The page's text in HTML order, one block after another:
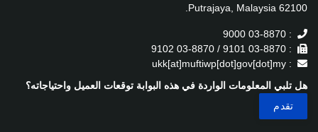
62100 Putrajaya, Malaysia.
: 03-8870 9000
: 03-8870 9101 / 03-8870 9102
: ukk[at]muftiwp[dot]gov[dot]my
هل تلبي المعلومات الواردة في هذه البوابة توقعات العميل واحتياجاته؟